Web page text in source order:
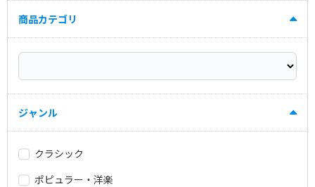
商品カテゴリ
ジャンル
クラシック
ポピュラー・洋楽